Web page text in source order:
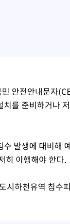
안전안내문자
를 준비하거나
발생에 대비해
히 이행해야 한다.
시하천유역 침수